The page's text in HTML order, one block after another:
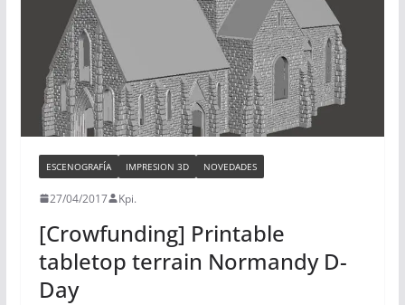
ESCENOGRAFÍA IMPRESION 3D NOVEDADES
27/04/2017 Kpi.
[Crowfunding] Printable
tabletop terrain Normandy D-
Day